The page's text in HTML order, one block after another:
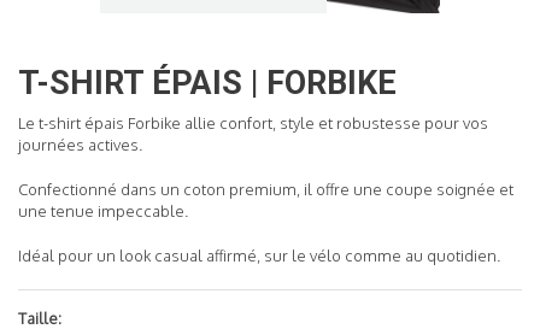
T-SHIRT ÉPAIS | FORBIKE
Le t-shirt épais Forbike allie confort, style et robustesse pour vos
journées actives.
Confectionné dans un coton premium, il offre une coupe soignée et
une tenue impeccable.
Idéal pour un look casual affirmé, sur le vélo comme au quotidien.
Taille: